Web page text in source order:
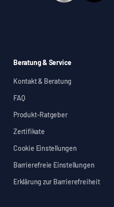
Beratung & Service
Kontakt & Beratung
FAQ
Produkt-Ratgeber
Zertifikate
Cookie Einstellungen
Barrierefreie Einstellungen
Erklärung zur Barrierefreiheit